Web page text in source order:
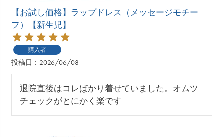
【お試し価格】ラップドレス（メッセージモチー
フ）【新生児】
購入者
投稿日 2026/06/08
退院直後はコレばかり着せていました。オムツ
チェックがとにかく楽です